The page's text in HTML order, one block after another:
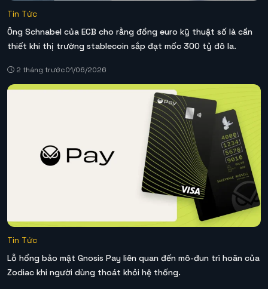
Tin Tức
Ông Schnabel của ECB cho rằng đồng euro kỹ thuật số là cần
thiết khi thị trường stablecoin sắp đạt mốc 300 tỷ đô la.
2 tháng trước01/06/2026
Tin Tức
Lỗ hổng bảo mật Gnosis Pay liên quan đến mô-đun trì hoãn của
Zodiac khi người dùng thoát khỏi hệ thống.